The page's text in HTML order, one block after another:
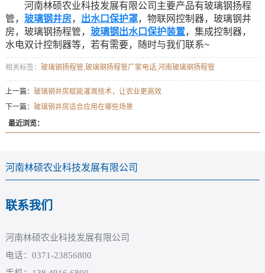
河南林硕农业科技发展有限公司主要产品有玻璃钢扬程
管， 玻璃钢井房， 出水口保护罩，物联网控制器，玻璃钢井
房，玻璃钢扬程管， 玻璃钢出水口保护装置，集成控制器，
水电双计控制器等，若有需要，随时与我们联系~
相关标签： 玻璃钢扬程管,玻璃钢扬程管厂家电话,河南玻璃钢扬程管
上一篇： 玻璃钢井房赋能灌溉技术，让农业更高效
下一篇： 玻璃钢井房适合应用在哪些场景
最近浏览：
河南林硕农业科技发展有限公司
联系我们
河南林硕农业科技发展有限公司
电话：0371-23856800